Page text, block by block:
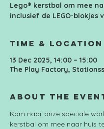
Lego® kerstbal om mee
inclusief de LEGO-blokjes
Time & Location
13 Dec 2025, 14:00 – 15:00
The Play Factory,
About the
Kom naar onze speciale
kerstbal om mee naar huis